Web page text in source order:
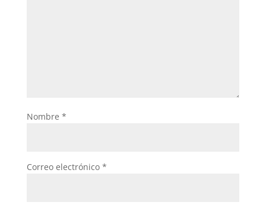
Nombre *
Correo electrónico *